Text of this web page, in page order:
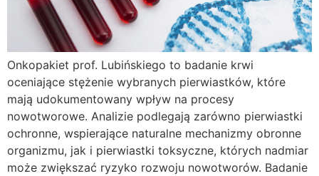
Onkopakiet prof. Lubińskiego to badanie krwi
oceniające stężenie wybranych pierwiastków, które
mają udokumentowany wpływ na procesy
nowotworowe. Analizie podlegają zarówno pierwiastki
ochronne, wspierające naturalne mechanizmy obronne
organizmu, jak i pierwiastki toksyczne, których nadmiar
może zwiększać ryzyko rozwoju nowotworów. Badanie